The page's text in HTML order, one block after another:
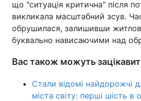
що "ситуація критична" після
викликала масштабний зсув.
обрушилася, залишивши
буквально нависаючими над
Вас також можуть
Стали відомі найдорожчі
міста світу: перші шість в